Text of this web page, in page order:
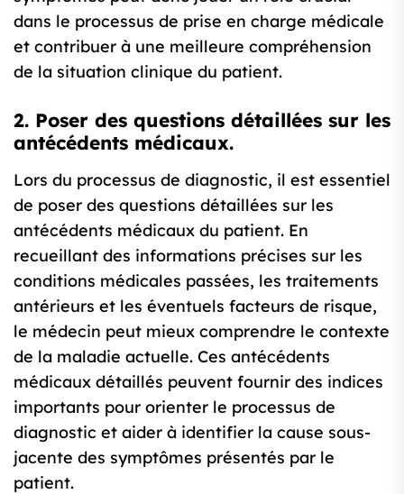
dans le processus de prise en charge médicale
et contribuer à une meilleure compréhension
de la situation clinique du patient.
2. Poser des questions détaillées sur les
antécédents médicaux.
Lors du processus de diagnostic, il est essentiel
de poser des questions détaillées sur les
antécédents médicaux du patient. En
recueillant des informations précises sur les
conditions médicales passées, les traitements
antérieurs et les éventuels facteurs de risque,
le médecin peut mieux comprendre le contexte
de la maladie actuelle. Ces antécédents
médicaux détaillés peuvent fournir des indices
importants pour orienter le processus de
diagnostic et aider à identifier la cause sous-
jacente des symptômes présentés par le
patient.